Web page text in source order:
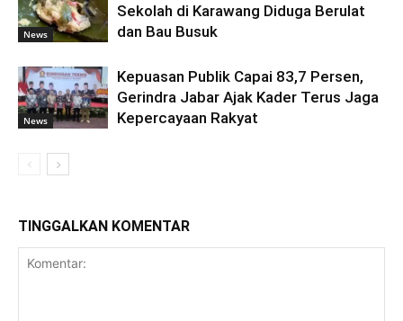
News
Sekolah di Karawang Diduga Berulat
dan Bau Busuk
News
Kepuasan Publik Capai 83,7 Persen,
Gerindra Jabar Ajak Kader Terus Jaga
Kepercayaan Rakyat
TINGGALKAN KOMENTAR